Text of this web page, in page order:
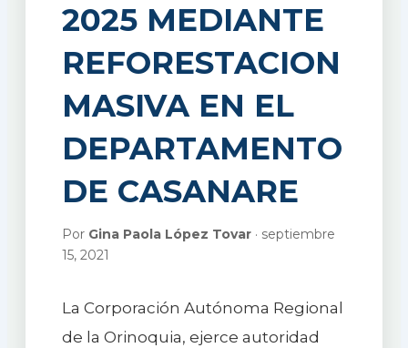
2025 MEDIANTE
REFORESTACION
MASIVA EN EL
DEPARTAMENTO
DE CASANARE
Por Gina Paola López Tovar· septiembre
15, 2021
La Corporación Autónoma Regional
de la Orinoquia, ejerce autoridad